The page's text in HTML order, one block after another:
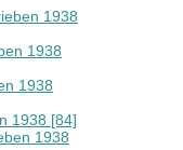
1938
1938
1938
1938 [84]
1938